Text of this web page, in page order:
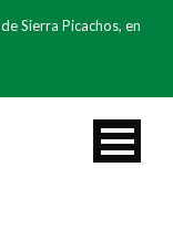
Sierra Picachos, en